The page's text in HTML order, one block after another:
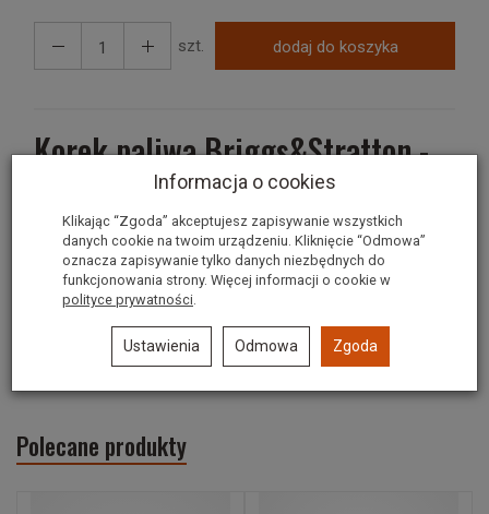
szt. dodaj do koszyka
Korek paliwa Briggs&Stratton -
część oryginalna
Do modeli : Briggs&Stratton 450E / 500E / 550E
Średnica zewnętrzna:ok. 63 mm
Średnica od strony wewnętrznej
Polecane produkty
Informacja o cookies
Klikając “Zgoda” akceptujesz zapisywanie wszystkich
danych cookie na twoim urządzeniu. Kliknięcie “Odmowa”
oznacza zapisywanie tylko danych niezbędnych do
funkcjonowania strony. Więcej informacji o cookie w
polityce prywatności
Ustawienia Odmowa Zgoda